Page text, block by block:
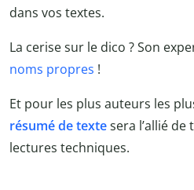
dans vos textes.
La cerise sur le dico ? Son
noms propres !
Et pour les plus auteurs les
résumé de textesera l’allié
lectures techniques.